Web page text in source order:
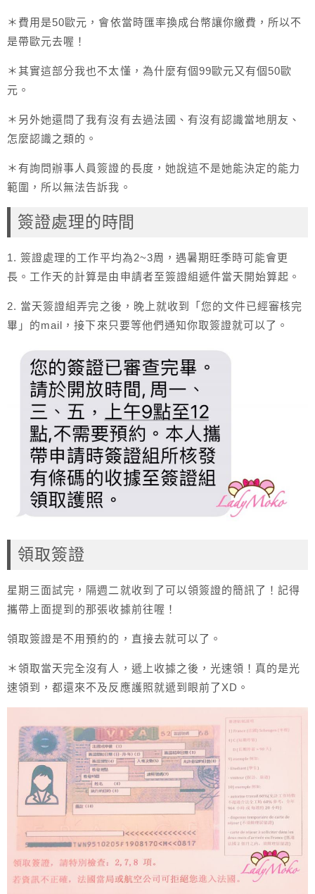
＊費用是50歐元，會依當時匯率換成台幣讓你繳費，所以不
是帶歐元去喔！
＊其實這部分我也不太懂，為什麼有個99歐元又有個50歐
元。
＊另外她還問了我有沒有去過法國、有沒有認識當地朋友、
怎麼認識之類的。
＊有詢問辦事人員簽證的長度，她說這不是她能決定的能力
範圍，所以無法告訴我。
簽證處理的時間
1. 簽證處理的工作平均為2~3周，遇暑期旺季時可能會更
長。工作天的計算是由申請者至簽證組遞件當天開始算起。
2. 當天簽證組弄完之後，晚上就收到「您的文件已經審核完
畢」的mail，接下來只要等他們通知你取簽證就可以了。
領取簽證
星期三面試完，隔週二就收到了可以領簽證的簡訊了！記得
攜帶上面提到的那張收據前往喔！
領取簽證是不用預約的，直接去就可以了。
＊領取當天完全沒有人，遞上收據之後，光速領！真的是光
速領到，都還來不及反應護照就遞到眼前了XD。